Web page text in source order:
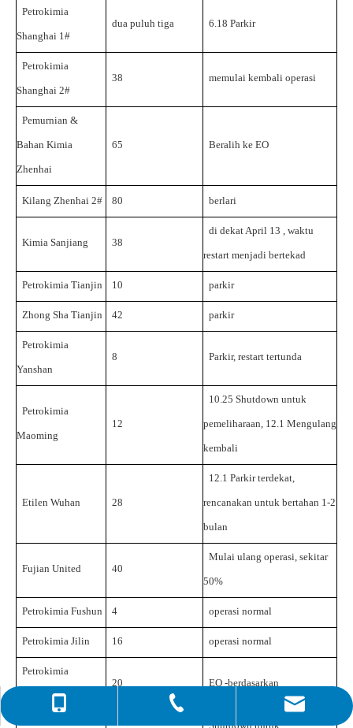
Petrokimia
Shanghai 1#
dua puluh tiga 6.18 Parkir
Petrokimia
Shanghai 2#
38 memulai kembali operasi
Pemurnian &
Bahan Kimia
Zhenhai
65 Beralih ke EO
Kilang Zhenhai 2# 80 berlari
Kimia Sanjiang 38
di dekatApril 13 , waktu
restart menjadi bertekad
Petrokimia Tianjin 10 parkir
Zhong Sha Tianjin 42 parkir
Petrokimia
Yanshan
8 Parkir, restart tertunda
Petrokimia
Maoming
12
10.25 Shutdown untuk
pemeliharaan, 12.1 Mengulang
kembali
Etilen Wuhan 28
12.1 Parkir terdekat,
rencanakan untuk bertahan 1-2
bulan
Fujian United 40
Mulai ulang operasi, sekitar
50%
Petrokimia Fushun 4 operasi normal
Petrokimia Jilin 16 operasi normal
Petrokimia
Liaoyang
20 EO -berdasarkan
Shutdown untuk
0086-532-85708217
0086-4008266163-82717
info@hiseachem.com